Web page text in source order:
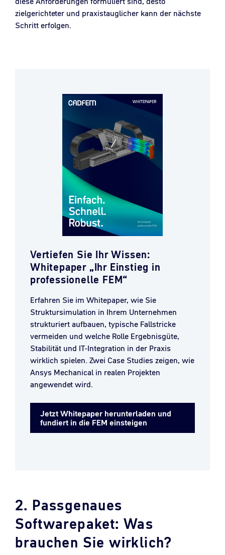
zielgerichteter und praxistauglicher kann der nächste
Schritt erfolgen.
Vertiefen Sie Ihr Wissen:
Whitepaper „Ihr Einstieg in
professionelle FEM“
Erfahren Sie im Whitepaper, wie Sie
Struktursimulation in Ihrem Unternehmen
strukturiert aufbauen, typische Fallstricke
vermeiden und welche Rolle Ergebnisgüte,
Stabilität und IT-Integration in der Praxis
wirklich spielen. Zwei Case Studies zeigen, wie
Ansys Mechanical in realen Projekten
angewendet wird.
Jetzt Whitepaper herunterladen und
fundiert in die FEM einsteigen
2. Passgenaues
Softwarepaket: Was
brauchen Sie wirklich?